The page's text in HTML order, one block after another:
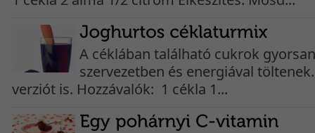
A céklában található cukrok
szervezetben és energiával
verziót is. Hozzávalók: 1 cékla 1...